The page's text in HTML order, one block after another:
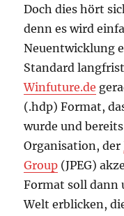
Doch dies hört
denn es wird
Neuentwicklung
Standard
Winfuture.de
(.hdp) Format,
wurde und
Organisation, der
Group (JPEG)
Format soll
Welt erblicken,